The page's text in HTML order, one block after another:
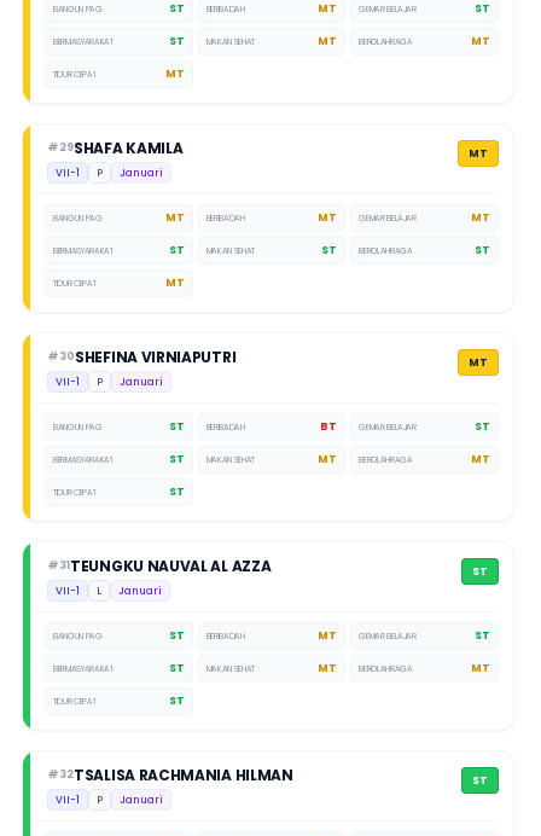
BANGUN PAGI ST BERIBADAH MT GEMAR BELAJAR ST
BERMASYARAKAT ST MAKAN SEHAT MT BEROLAHRAGA MT
TIDUR CEPAT MT
#29SHAFA KAMILA
VII-1 P Januari
MT
BANGUN PAGI MT BERIBADAH MT GEMAR BELAJAR MT
BERMASYARAKAT ST MAKAN SEHAT ST BEROLAHRAGA ST
TIDUR CEPAT MT
#30SHEFINA VIRNIAPUTRI
VII-1 P Januari
MT
BANGUN PAGI ST BERIBADAH BT GEMAR BELAJAR ST
BERMASYARAKAT ST MAKAN SEHAT MT BEROLAHRAGA MT
TIDUR CEPAT ST
#31TEUNGKU NAUVAL AL AZZA
VII-1 L Januari
ST
BANGUN PAGI ST BERIBADAH MT GEMAR BELAJAR ST
BERMASYARAKAT ST MAKAN SEHAT MT BEROLAHRAGA MT
TIDUR CEPAT ST
#32TSALISA RACHMANIA HILMAN
VII-1 P Januari
ST